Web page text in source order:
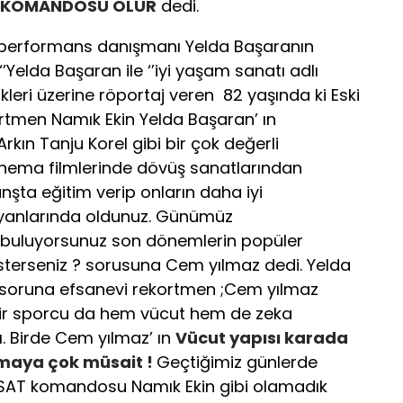
OLUR dedi.
danışmanı Yelda Başaranın
Başaran ile ‘’iyi yaşam sanatı adlı
üzerine röportaj veren 82 yaşında ki Eski
Namık Ekin Yelda Başaran’ ın
Tanju Korel gibi bir çok değerli
filmlerinde dövüş sanatlarından
eğitim verip onların daha iyi
oldunuz. Günümüz
son dönemlerin popüler
? sorusuna Cem yılmaz dedi. Yelda
efsanevi rekortmen ;Cem yılmaz
sporcu da hem vücut hem de zeka
Birde Cem yılmaz’ ın Vücut yapısı karada
çok müsait ! Geçtiğimiz günlerde
komandosu Namık Ekin gibi olamadık